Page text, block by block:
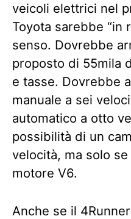
veicoli elettrici nel
Toyota sarebbe “in
senso. Dovrebbe
proposto di 55mila
e tasse. Dovrebbe
manuale a sei
automatico a otto
possibilità di un
velocità, ma solo
motore V6.
Anche se il